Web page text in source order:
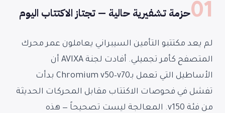
01حزمة تشفيرية حالية — تجتاز الاكتتاب اليوم
لم يعد مكتتبو التأمين السيبراني يعاملون عمر محرك
المتصفح كأمر تجميلي. أفادت لجنة AVIXA أن
الأساطيل التي تعمل بـChromium v50–v70 بدأت
تفشل في فحوصات الاكتتاب مقابل المحركات الحديثة
من فئة v150. المعالجة ليست تصحيحاً — هذه